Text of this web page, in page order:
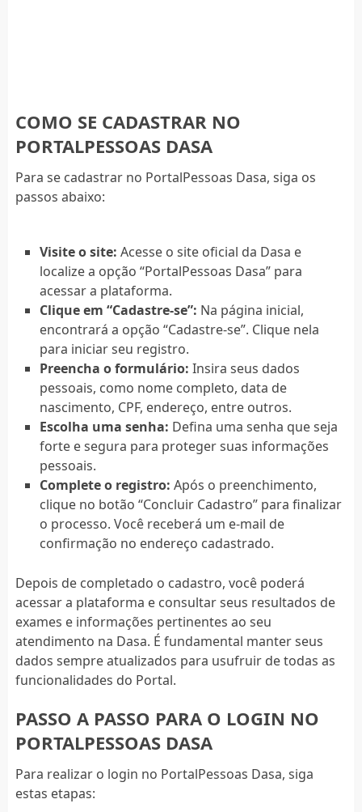
COMO SE CADASTRAR NO
PORTALPESSOAS DASA
Para se cadastrar no PortalPessoas Dasa, siga os
passos abaixo:
Visite o site: Acesse o site oficial da Dasa e
localize a opção “PortalPessoas Dasa” para
acessar a plataforma.
Clique em “Cadastre-se”: Na página inicial,
encontrará a opção “Cadastre-se”. Clique nela
para iniciar seu registro.
Preencha o formulário: Insira seus dados
pessoais, como nome completo, data de
nascimento, CPF, endereço, entre outros.
Escolha uma senha: Defina uma senha que seja
forte e segura para proteger suas informações
pessoais.
Complete o registro: Após o preenchimento,
clique no botão “Concluir Cadastro” para finalizar
o processo. Você receberá um e-mail de
confirmação no endereço cadastrado.
Depois de completado o cadastro, você poderá
acessar a plataforma e consultar seus resultados de
exames e informações pertinentes ao seu
atendimento na Dasa. É fundamental manter seus
dados sempre atualizados para usufruir de todas as
funcionalidades do Portal.
PASSO A PASSO PARA O LOGIN NO
PORTALPESSOAS DASA
Para realizar o login no PortalPessoas Dasa, siga
estas etapas: